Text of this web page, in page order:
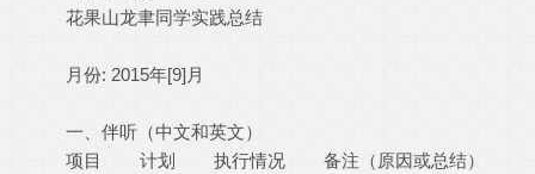
花果山龙聿同学实践总结
月份: 2015年[9]月
一、伴听（中文和英文）
项目 计划 执行情况 备注（原因或总结）